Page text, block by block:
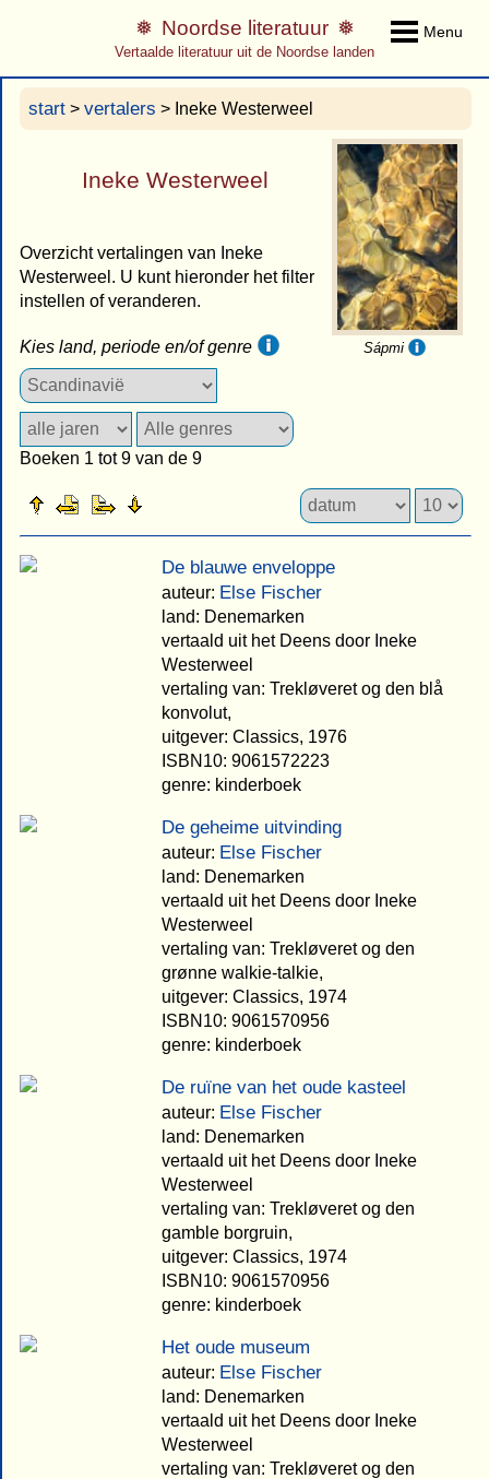
Menu
Noordse literatuur
Vertaalde literatuur uit de Noordse landen
start > vertalers > Ineke Westerweel
Sápmi
Ineke Westerweel
Overzicht vertalingen van Ineke
Westerweel. U kunt hieronder het filter
instellen of veranderen.
Kies land, periode en/of genre
Boeken 1 tot 9 van de 9
De blauwe enveloppe
auteur: Else Fischer
land: Denemarken
vertaald uit het Deens door Ineke
Westerweel
vertaling van: Trekløveret og den blå
konvolut,
uitgever: Classics, 1976
ISBN10: 9061572223
genre: kinderboek
De geheime uitvinding
auteur: Else Fischer
land: Denemarken
vertaald uit het Deens door Ineke
Westerweel
vertaling van: Trekløveret og den
grønne walkie-talkie,
uitgever: Classics, 1974
ISBN10: 9061570956
genre: kinderboek
De ruïne van het oude kasteel
auteur: Else Fischer
land: Denemarken
vertaald uit het Deens door Ineke
Westerweel
vertaling van: Trekløveret og den
gamble borgruin,
uitgever: Classics, 1974
ISBN10: 9061570956
genre: kinderboek
Het oude museum
auteur: Else Fischer
land: Denemarken
vertaald uit het Deens door Ineke
Westerweel
vertaling van: Trekløveret og den